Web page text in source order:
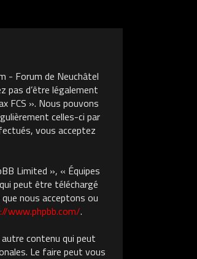
- Forum de Neuchâtel
pas d’être légalement
FCS ». Nous pouvons
celles-ci par
vous acceptez
Limited », « Équipes
peut être téléchargé
nous acceptons ou
www.phpbb.com/.
contenu qui peut
Le faire peut vous